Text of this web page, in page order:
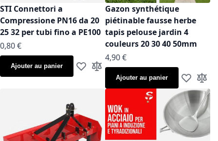
STI Connettori a
Compressione PN16 da 20
25 32 per tubi fino a PE100
À partir de
0,80 €
Ajouter au panier Ajouter à ma liste d’envie
Ajouter au comparateur
Gazon synthétique
piétinable fausse herbe
tapis pelouse jardin 4
couleurs 20 30 40 50mm
À partir de
4,90 €
Ajouter au panier Ajouter à